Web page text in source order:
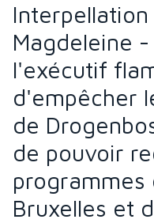
Magdeleine
l'exécutif
d'empêcher
de
de pouvoir
programmes
Bruxelles et